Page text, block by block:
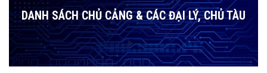
DANH SÁCH CHỦ CẢNG & CÁC ĐẠI LÝ, CHỦ TÀU